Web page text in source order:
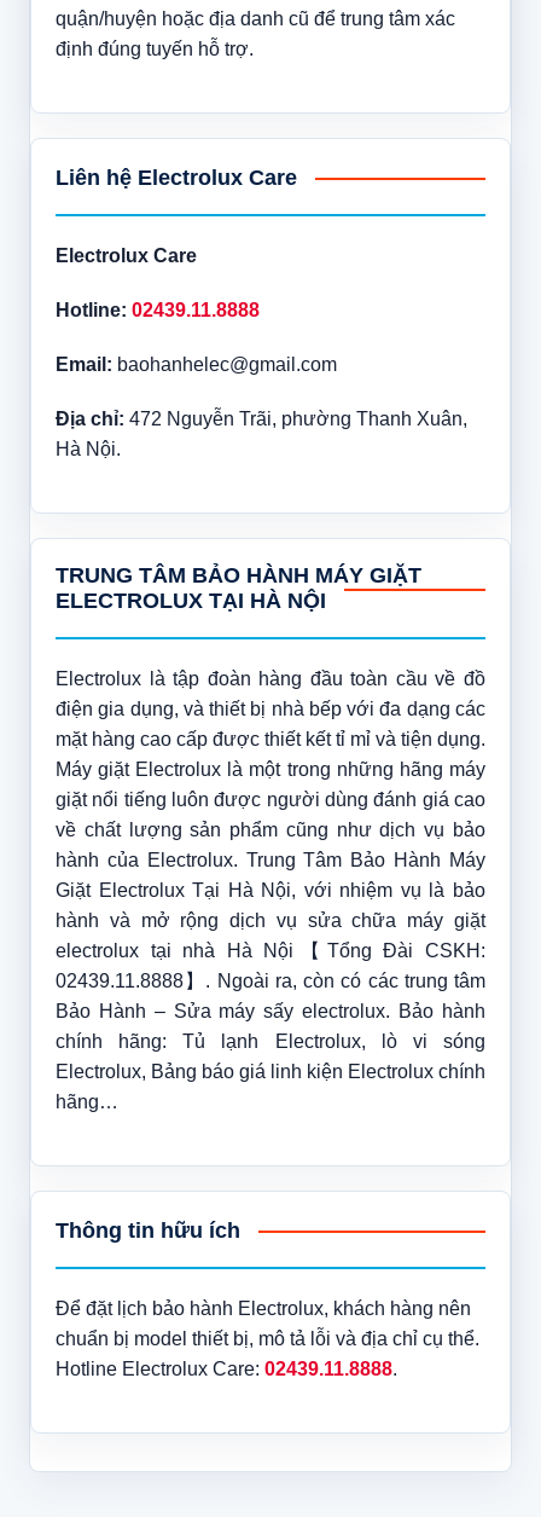
quận/huyện hoặc địa danh cũ để trung tâm xác
định đúng tuyến hỗ trợ.
Liên hệ Electrolux Care
Electrolux Care
Hotline: 02439.11.8888
Email: baohanhelec@gmail.com
Địa chỉ: 472 Nguyễn Trãi, phường Thanh Xuân,
Hà Nội.
TRUNG TÂM BẢO HÀNH MÁY GIẶT
ELECTROLUX TẠI HÀ NỘI
Electrolux là tập đoàn hàng đầu toàn cầu về đồ
điện gia dụng, và thiết bị nhà bếp với đa dạng các
mặt hàng cao cấp được thiết kết tỉ mỉ và tiện dụng.
Máy giặt Electrolux là một trong những hãng máy
giặt nổi tiếng luôn được người dùng đánh giá cao
về chất lượng sản phẩm cũng như dịch vụ bảo
hành của Electrolux. Trung Tâm Bảo Hành Máy
Giặt Electrolux Tại Hà Nội, với nhiệm vụ là bảo
hành và mở rộng dịch vụ sửa chữa máy giặt
electrolux tại nhà Hà Nội【Tổng Đài CSKH:
02439.11.8888】. Ngoài ra, còn có các trung tâm
Bảo Hành – Sửa máy sấy electrolux. Bảo hành
chính hãng: Tủ lạnh Electrolux, lò vi sóng
Electrolux, Bảng báo giá linh kiện Electrolux chính
hãng…
Thông tin hữu ích
Để đặt lịch bảo hành Electrolux, khách hàng nên
chuẩn bị model thiết bị, mô tả lỗi và địa chỉ cụ thể.
Hotline Electrolux Care: 02439.11.8888.